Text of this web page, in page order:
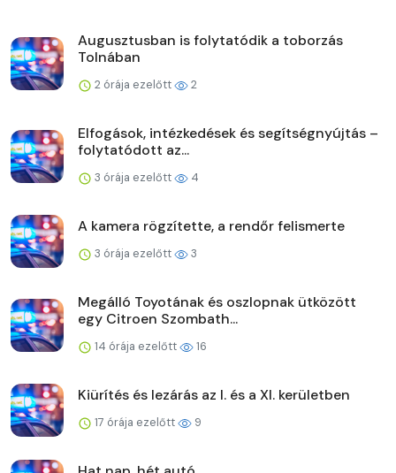
Augusztusban is folytatódik a toborzás
Tolnában
2 órája ezelőtt 2
Elfogások, intézkedések és segítségnyújtás –
folytatódott az...
3 órája ezelőtt 4
A kamera rögzítette, a rendőr felismerte
3 órája ezelőtt 3
Megálló Toyotának és oszlopnak ütközött
egy Citroen Szombath...
14 órája ezelőtt 16
Kiürítés és lezárás az I. és a XI. kerületben
17 órája ezelőtt 9